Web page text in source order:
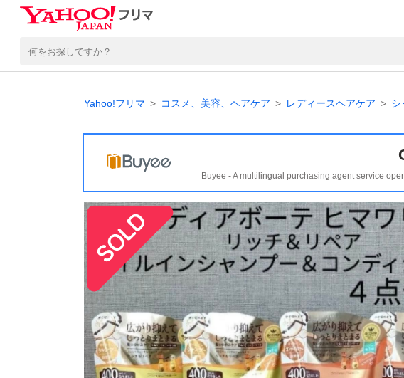
Yahoo!フリマ コスメ、美容、ヘアケア レディースヘアケア シ
Buyee - A multilingual purchasing agent service